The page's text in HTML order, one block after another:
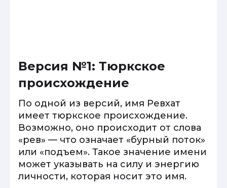
Версия №1: Тюркское
происхождение
По одной из версий, имя Ревхат
имеет тюркское происхождение.
Возможно, оно происходит от слова
«рев» — что означает «бурный поток»
или «подъем». Такое значение имени
может указывать на силу и энергию
личности, которая носит это имя.